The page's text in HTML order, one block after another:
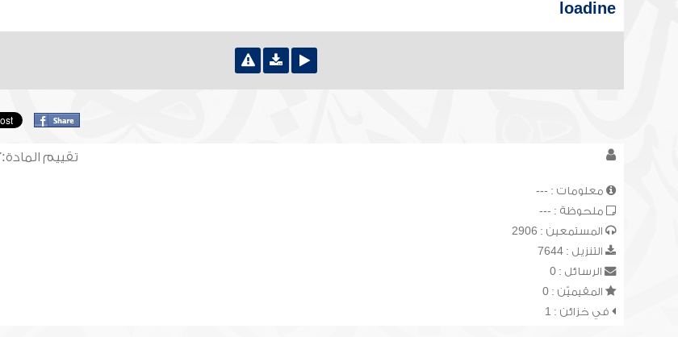
loadine
تقييم المادة:
معلومات : ---
ملحوظة : ---
المستمعين : 2906
التنزيل : 7644
الرسائل : 0
المقيميّن : 0
في خزائن : 1